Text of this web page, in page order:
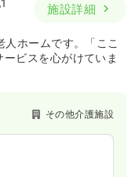
施設詳細
ホームです。「ここ
ビスを心がけていま
その他介護施設